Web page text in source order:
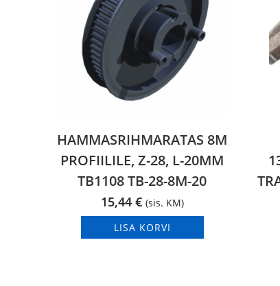
HAMMASRIHMARATAS 8M
PROFIILILE, Z-28, L-20MM
TB1108 TB-28-8M-20
15,44 € (sis. KM)
LISA KORVI